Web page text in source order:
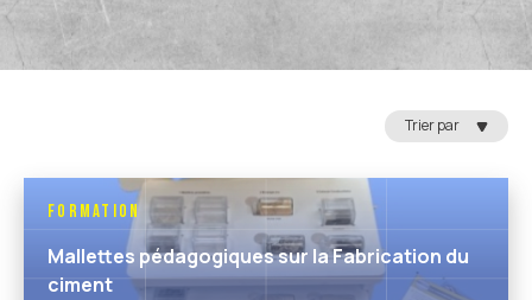
Trier par
Formation
Mallettes pédagogiques sur la Fabrication du
ciment